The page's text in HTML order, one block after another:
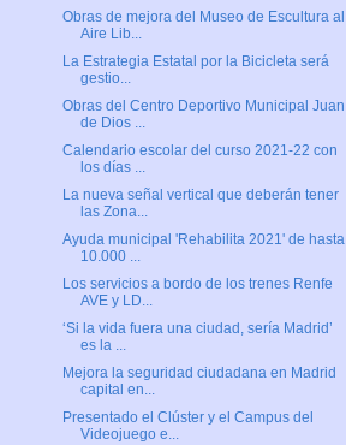
Obras de mejora del Museo de Escultura al
Aire Lib...
La Estrategia Estatal por la Bicicleta será
gestio...
Obras del Centro Deportivo Municipal Juan
de Dios ...
Calendario escolar del curso 2021-22 con
los días ...
La nueva señal vertical que deberán tener
las Zona...
Ayuda municipal 'Rehabilita 2021' de hasta
10.000 ...
Los servicios a bordo de los trenes Renfe
AVE y LD...
‘Si la vida fuera una ciudad, sería Madrid’
es la ...
Mejora la seguridad ciudadana en Madrid
capital en...
Presentado el Clúster y el Campus del
Videojuego e...